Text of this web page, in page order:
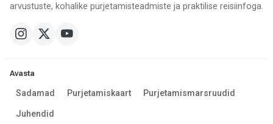
arvustuste, kohalike purjetamisteadmiste ja praktilise reisiinfoga.
Avasta
Sadamad Purjetamiskaart Purjetamismarsruudid
Juhendid